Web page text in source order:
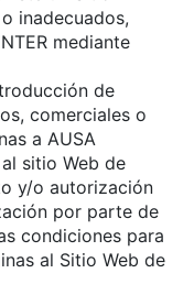
inadecuados,
mediante
de
comerciales o
a AUSA
sitio Web de
y/o autorización
por parte de
condiciones para
al Sitio Web de